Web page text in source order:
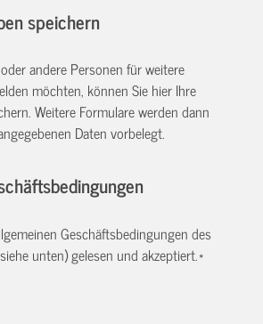
speichern
andere Personen für weitere
möchten, können Sie hier Ihre
Weitere Formulare werden dann
Daten vorbelegt.
Geschäftsbedingungen des
unten) gelesen und akzeptiert.*